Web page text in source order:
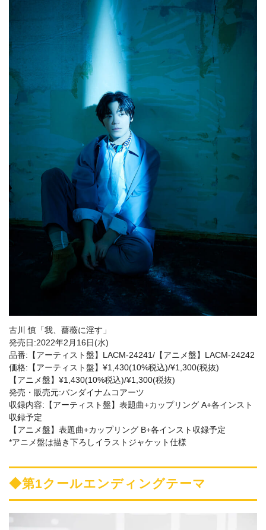
古川 慎「我、薔薇に淫す」
発売日:2022年2月16日(水)
品番:【アーティスト盤】LACM-24241/【アニメ盤】LACM-24242
価格:【アーティスト盤】¥1,430(10%税込)/¥1,300(税抜)
【アニメ盤】¥1,430(10%税込)/¥1,300(税抜)
発売・販売元:バンダイナムコアーツ
収録内容:【アーティスト盤】表題曲+カップリング A+各インスト
収録予定
【アニメ盤】表題曲+カップリング B+各インスト収録予定
*アニメ盤は描き下ろしイラストジャケット仕様
◆第1クールエンディングテーマ